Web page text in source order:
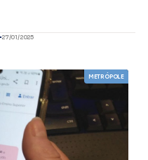
27/01/2025
METRÓPOLE